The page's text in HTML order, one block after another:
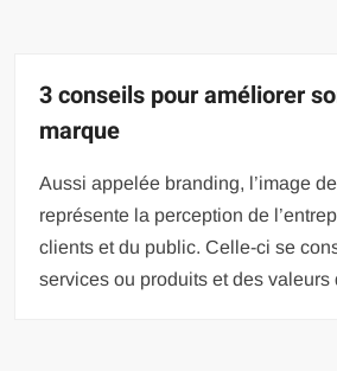
3 conseils pour améliorer
marque
Aussi appelée branding, l’image
représente la perception de
clients et du public. Celle-ci se
services ou produits et des valeurs